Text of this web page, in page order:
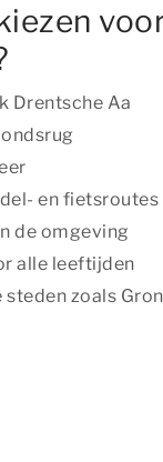
Drentsche Aa
en fietsroutes
de omgeving
alle leeftijden
zoals